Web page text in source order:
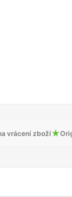
vrácení zboží★